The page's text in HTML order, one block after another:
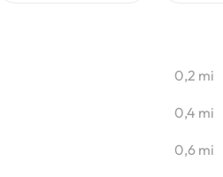
0,2 mi
0,4 mi
0,6 mi